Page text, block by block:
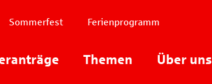
Themen Über uns
Sommerfest Ferienprogramm